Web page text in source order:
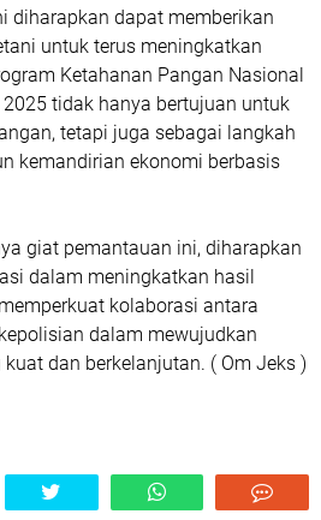
diharapkan dapat memberikan
untuk terus meningkatkan
Ketahanan Pangan Nasional
tidak hanya bertujuan untuk
tetapi juga sebagai langkah
kemandirian ekonomi berbasis
giat pemantauan ini, diharapkan
dalam meningkatkan hasil
kolaborasi antara
dalam mewujudkan
dan berkelanjutan. ( Om Jeks )